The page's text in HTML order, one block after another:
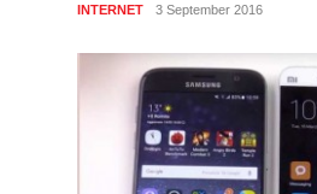
INTERNET 3 September 2016